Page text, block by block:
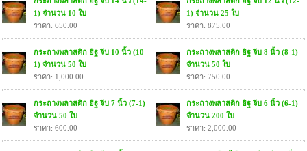
1) จำนวน 10 ใบ
ราคา: 650.00
1) จำนวน 25 ใบ
ราคา: 875.00
กระถางพลาสติก อิฐ จีบ 10 นิ้ว (10-
1) จำนวน 50 ใบ
ราคา: 1,000.00
กระถางพลาสติก อิฐ จีบ 8 นิ้ว (8-1)
จำนวน 50 ใบ
ราคา: 750.00
กระถางพลาสติก อิฐ จีบ 7 นิ้ว (7-1)
จำนวน 50 ใบ
ราคา: 600.00
กระถางพลาสติก อิฐ จีบ 6 นิ้ว (6-1)
จำนวน 200 ใบ
ราคา: 2,000.00